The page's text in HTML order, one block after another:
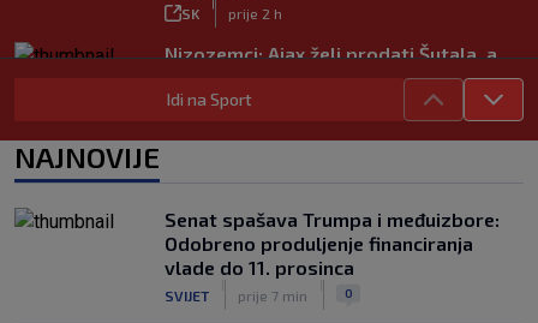
SK prije 2 h
Nizozemci: Ajax želi prodati Šutala, a
SK
|
7. kol.
Bennacer raskinuo s Milanom i sada je
SK 7. kol.
VIDEO / Počela nam je ‘Cvajta’! Brekalo
solidan u gostujućoj pobjedi Herthe
kod Bochuma
Idi na Sport
NAJNOVIJE
Senat spašava Trumpa i međuizbore:
Odobreno produljenje financiranja
vlade do 11. prosinca
SVIJET prije 7 min 0